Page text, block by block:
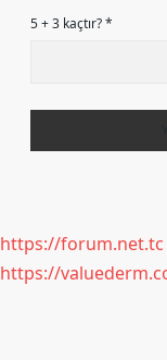
5 + 3 kaçtır?*
https://forum.net.tc
https://